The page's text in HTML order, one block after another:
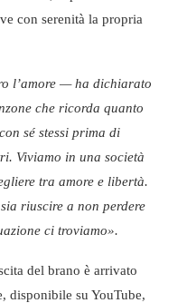
con serenità la propria
l’amore — ha dichiarato
che ricorda quanto
sé stessi prima di
Viviamo in una società
tra amore e libertà.
riuscire a non perdere
ci troviamo».
del brano è arrivato
disponibile su YouTube,